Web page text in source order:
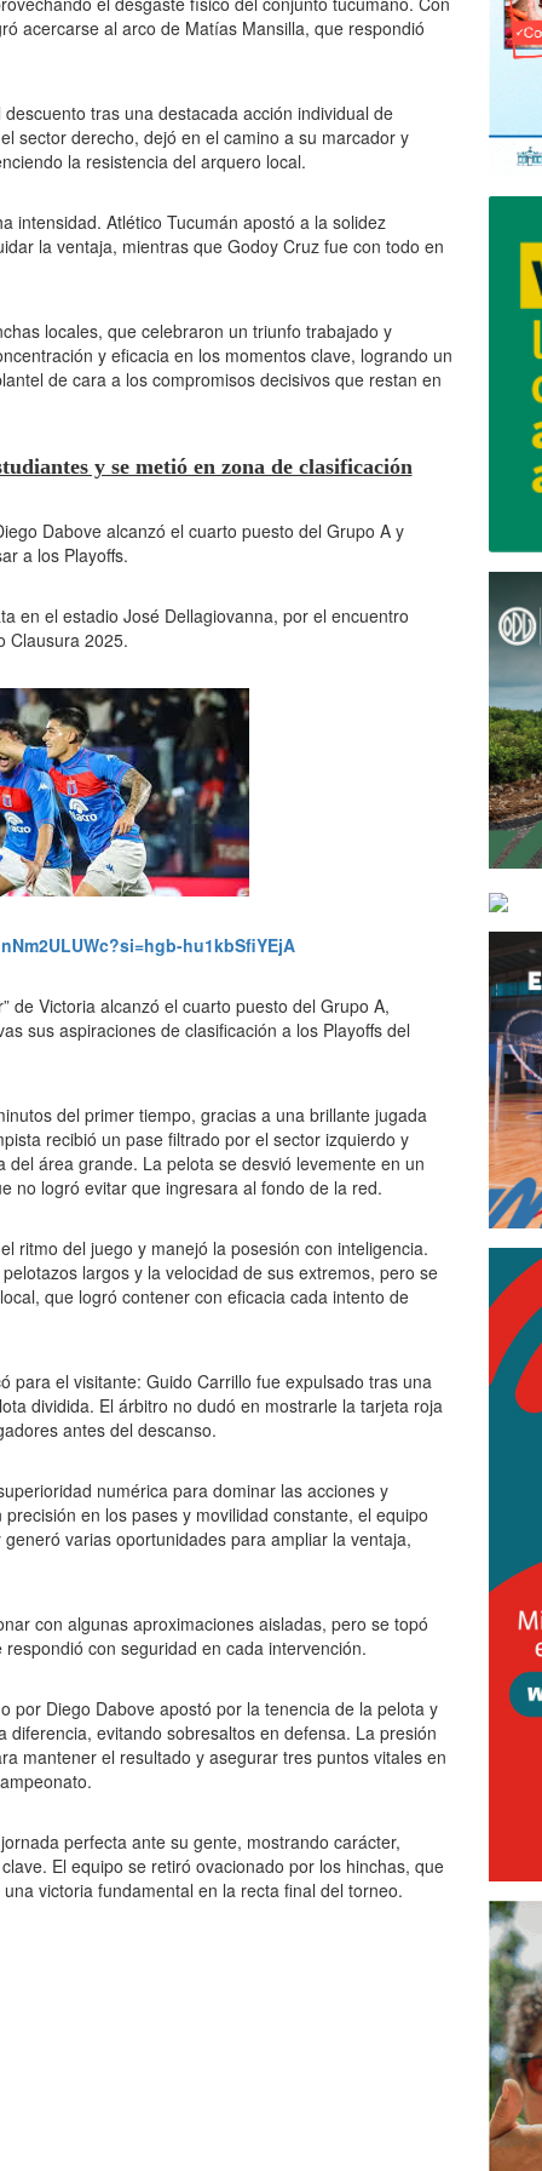
acercarse al arco de Matías Mansilla, que respondió
tras una destacada acción individual de
sector derecho, dejó en el camino a su marcador y
la resistencia del arquero local.
intensidad. Atlético Tucumán apostó a la solidez
la ventaja, mientras que Godoy Cruz fue con todo en
locales, que celebraron un triunfo trabajado y
y eficacia en los momentos clave, logrando un
de cara a los compromisos decisivos que restan en
y se metió en zona de clasificación
Dabove alcanzó el cuarto puesto del Grupo A y
a los Playoffs.
en el estadio José Dellagiovanna, por el encuentro
Clausura 2025.
hu1kbSfiYEjA
de Victoria alcanzó el cuarto puesto del Grupo A,
sus aspiraciones de clasificación a los Playoffs del
del primer tiempo, gracias a una brillante jugada
recibió un pase filtrado por el sector izquierdo y
área grande. La pelota se desvió levemente en un
no logró evitar que ingresara al fondo de la red.
ritmo del juego y manejó la posesión con inteligencia.
largos y la velocidad de sus extremos, pero se
que logró contener con eficacia cada intento de
para el visitante: Guido Carrillo fue expulsado tras una
dividida. El árbitro no dudó en mostrarle la tarjeta roja
antes del descanso.
numérica para dominar las acciones y
en los pases y movilidad constante, el equipo
varias oportunidades para ampliar la ventaja,
con algunas aproximaciones aisladas, pero se topó
con seguridad en cada intervención.
por Diego Dabove apostó por la tenencia de la pelota y
evitando sobresaltos en defensa. La presión
mantener el resultado y asegurar tres puntos vitales en
perfecta ante su gente, mostrando carácter,
El equipo se retiró ovacionado por los hinchas, que
victoria fundamental en la recta final del torneo.